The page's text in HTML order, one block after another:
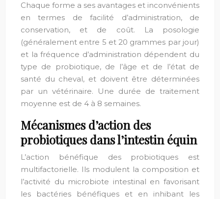
Chaque forme a ses avantages et inconvénients
en termes de facilité d’administration, de
conservation, et de coût. La posologie
(généralement entre 5 et 20 grammes par jour)
et la fréquence d’administration dépendent du
type de probiotique, de l’âge et de l’état de
santé du cheval, et doivent être déterminées
par un vétérinaire. Une durée de traitement
moyenne est de 4 à 8 semaines.
Mécanismes d’action des
probiotiques dans l’intestin équin
L’action bénéfique des probiotiques est
multifactorielle. Ils modulent la composition et
l’activité du microbiote intestinal en favorisant
les bactéries bénéfiques et en inhibant les